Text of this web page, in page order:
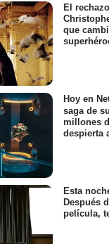
El
que
Hoy en
saga de
millones
despierta
Esta
Después
película,